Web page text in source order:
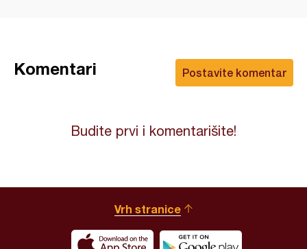
Postavite komentar
Komentari
Budite prvi i komentarišite!
Vrh stranice